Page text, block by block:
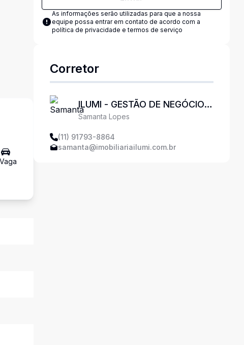
Vaga
As informações serão utilizadas para que a nossa
equipe possa entrar em contato de acordo com a
política de privacidade e termos de serviço
Corretor
ILUMI - GESTÃO DE NEGÓCIOS
IMOBILIÁRIOS LTDA
Samanta Lopes
(11) 91793-8864
samanta@imobiliariailumi.com.br